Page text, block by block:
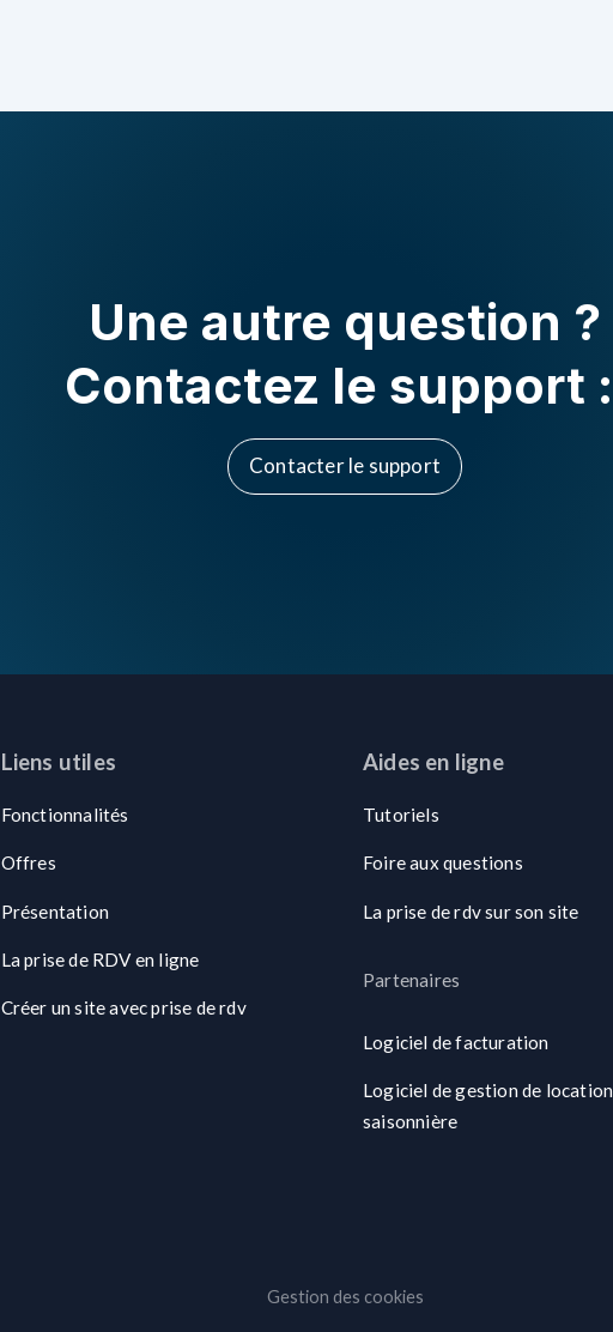
Une autre question ?
Contactez le support :
Contacter le support
Liens utiles
Fonctionnalités
Offres
Présentation
La prise de RDV en ligne
Créer un site avec prise de rdv
Aides en ligne
Tutoriels
Foire aux questions
La prise de rdv sur son site
Partenaires
Logiciel de facturation
Logiciel de gestion de location
saisonnière
Gestion des cookies